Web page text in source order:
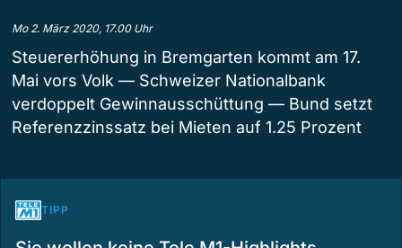
Mo 2. März 2020, 17.00 Uhr
Steuererhöhung in Bremgarten kommt am 17.
Mai vors Volk — Schweizer Nationalbank
verdoppelt Gewinnausschüttung — Bund setzt
Referenzzinssatz bei Mieten auf 1.25 Prozent
TIPP